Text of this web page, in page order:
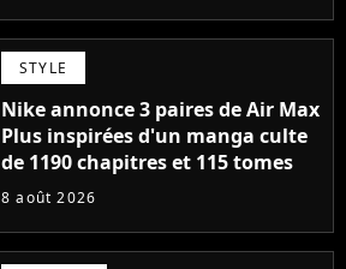
STYLE
Nike annonce 3 paires de Air Max
Plus inspirées d'un manga culte
de 1190 chapitres et 115 tomes
8 août 2026